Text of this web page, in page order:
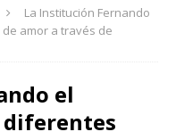
La Institución Fernando
amor a través de
el
diferentes